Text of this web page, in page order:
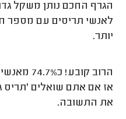
הגרף החכם נותן משקל
לאנשי תריסים עם מספר
יותר.
הרוב קובע! כ74.7% מאנשי התריסים ענו
אז אם אתם שואלים 'תריס
את התשובה.